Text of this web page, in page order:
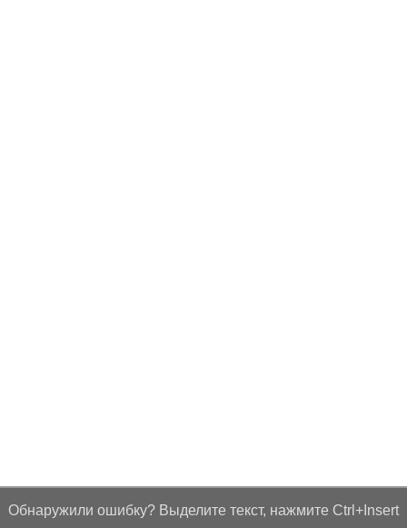
Обнаружили ошибку? Выделите текст, нажмите Ctrl+Insert